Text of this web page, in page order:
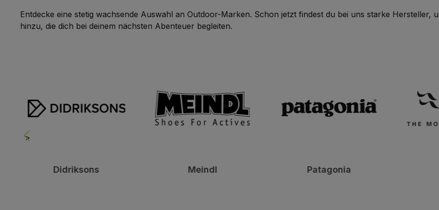
Entdecke eine stetig wachsende Auswahl an Outdoor-Marken. Schon jetzt findest du bei uns starke Hersteller,
hinzu, die dich bei deinem nächsten Abenteuer begleiten.
Didriksons Meindl Patagonia
>